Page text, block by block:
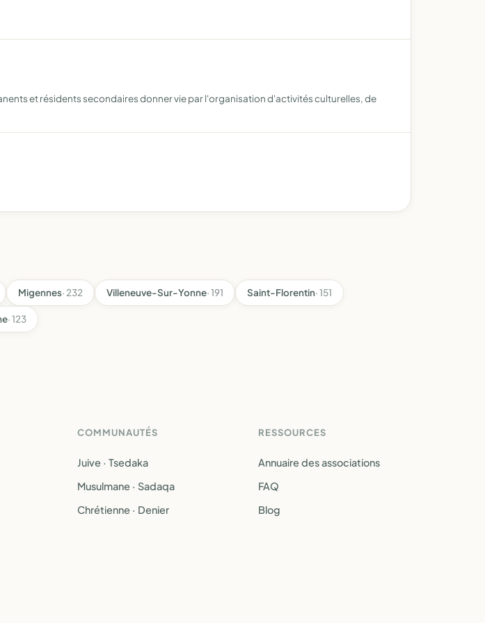
et résidents secondaires donner vie par l'organisation d'activités culturelles, de
Migennes· 232 Villeneuve-Sur-Yonne· 191 Saint-Florentin· 151
· 123
COMMUNAUTÉS
Juive · Tsedaka
Musulmane · Sadaqa
Chrétienne · Denier
RESSOURCES
Annuaire des associations
FAQ
Blog